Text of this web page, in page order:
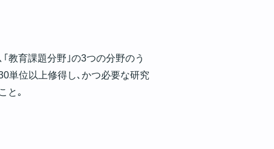
教育課題分野｣の3つの分野のう
単位以上修得し､かつ必要な研究
と｡